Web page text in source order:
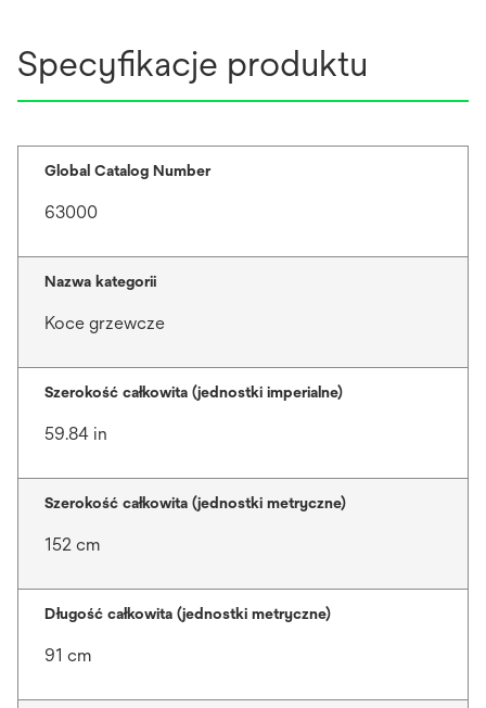
Specyfikacje produktu
Global Catalog Number
63000
Nazwa kategorii
Koce grzewcze
Szerokość całkowita (jednostki imperialne)
59.84 in
Szerokość całkowita (jednostki metryczne)
152 cm
Długość całkowita (jednostki metryczne)
91 cm